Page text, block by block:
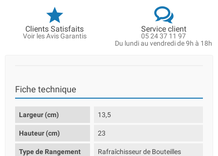
Clients Satisfaits
Voir les Avis Garantis
Service client
05 24 37 11 97
Du lundi au vendredi de 9h à 18h
Fiche technique
Largeur (cm) 13,5
Hauteur (cm) 23
Type de Rangement Rafraîchisseur de Bouteilles